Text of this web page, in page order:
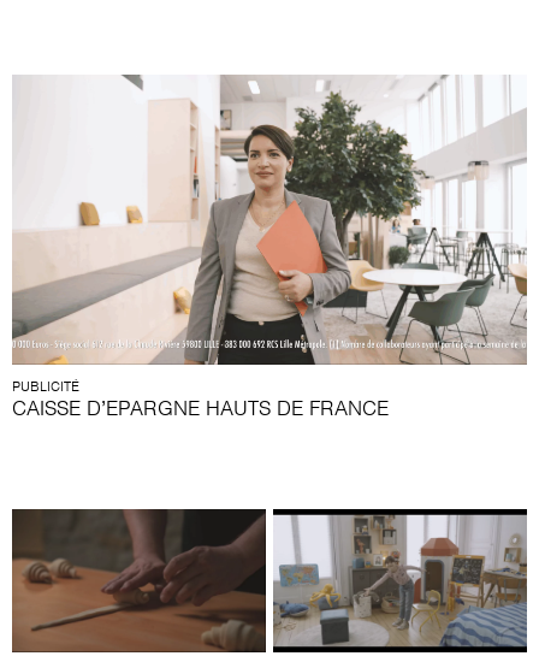
PUBLICITÉ
CAISSE D’EPARGNE HAUTS DE FRANCE